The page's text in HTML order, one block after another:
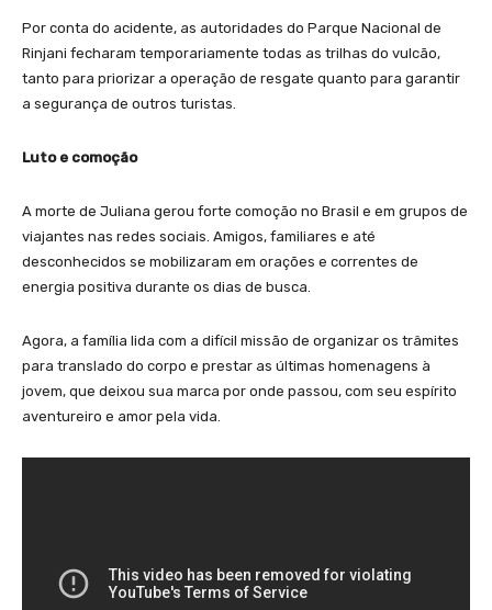
Por conta do acidente, as autoridades do Parque Nacional de
Rinjani fecharam temporariamente todas as trilhas do vulcão,
tanto para priorizar a operação de resgate quanto para garantir
a segurança de outros turistas.
Luto e comoção
A morte de Juliana gerou forte comoção no Brasil e em grupos de
viajantes nas redes sociais. Amigos, familiares e até
desconhecidos se mobilizaram em orações e correntes de
energia positiva durante os dias de busca.
Agora, a família lida com a difícil missão de organizar os trâmites
para translado do corpo e prestar as últimas homenagens à
jovem, que deixou sua marca por onde passou, com seu espírito
aventureiro e amor pela vida.